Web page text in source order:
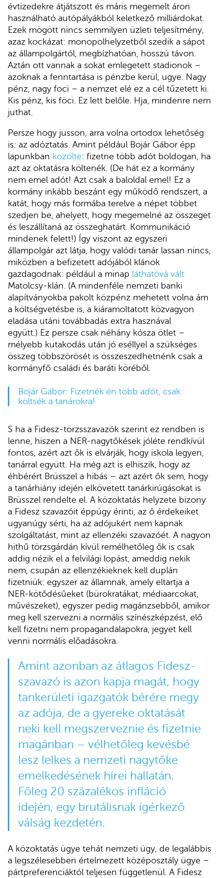
évtizedekre átjátszott és máris megemelt áron
használható autópályákból keletkező milliárdokat.
Ezek mögött nincs semmilyen üzleti teljesítmény,
azaz kockázat: monopolhelyzetből szedik a sápot
az állampolgártól, megbízhatóan, hosszú távon.
Aztán ott vannak a sokat emlegetett stadionok –
azoknak a fenntartása is pénzbe kerül, ugye. Nagy
pénz, nagy foci – a nemzet elé ez a cél tűzetett ki.
Kis pénz, kis föci. Ez lett belőle. Hja, mindenre nem
juthat.
Persze hogy jusson, arra volna ortodox lehetőség
is: az adóztatás. Amint például Bojár Gábor épp
lapunkban közölte: fizetne több adót boldogan, ha
azt az oktatásra költenék. (De hát ez a kormány
nem emel adót! Azt csak a baloldal emel! Ez a
kormány inkább beszánt egy működő rendszert, a
katát, hogy más formába terelve a népet többet
szedjen be, ahelyett, hogy megemelné az összeget
és leszállítaná az összeghatárt. Kommunikáció
mindenek felett!) Így viszont az egyszeri
állampolgár azt látja, hogy valódi tanár lassan nincs,
miközben a befizetett adójából klánok
gazdagodnak: például a minap láthatóvá vált
Matolcsy-klán. (A mindenféle nemzeti banki
alapítványokba pakolt közpénz mehetett volna ám
a költségvetésbe is, a kiáramoltatott közvagyon
eladása utáni továbbadás extra hasznával
együtt.) Ez persze csak néhány kósza ötlet –
mélyebb kutakodás után jó eséllyel a szükséges
összeg többszörösét is összeszedhetnénk csak a
kormányfő családi és baráti köréből.
Bojár Gábor: Fizetnék én több adót, csak
költsék a tanárokra!
S ha a Fidesz-törzsszavazók szerint ez rendben is
lenne, hiszen a NER-nagytőkések jóléte rendkívül
fontos, azért azt ők is elvárják, hogy iskola legyen,
tanárral együtt. Ha még azt is elhiszik, hogy az
éhbérért Brüsszel a hibás – azt azért ők sem, hogy
a tanárhiány idején elkövetett tanárkirúgásokat is
Brüsszel rendelte el. A közoktatás helyzete bizony
a Fidesz szavazóit éppúgy érinti, az ő érdekeiket
ugyanúgy sérti, ha az adójukért nem kapnak
szolgáltatást, mint az ellenzéki szavazóét. A nagyon
hithű törzsgárdán kívül remélhetőleg ők is csak
addig nézik el a felvilági lopást, ameddig nekik
nem, csupán az ellenzékieknek kell duplán
fizetniük: egyszer az államnak, amely eltartja a
NER-kötődésűeket (bürokratákat, médiaarcokat,
művészeket), egyszer pedig magánzsebből, amikor
meg kell szervezni a normális színészképzést, elő
kell fizetni nem propagandalapokra, jegyet kell
venni normális előadásokra.
Amint azonban az átlagos Fidesz-
szavazó is azon kapja magát, hogy
tankerületi igazgatók bérére megy
az adója, de a gyereke oktatását
neki kell megszerveznie és fizetnie
magánban – vélhetőleg kevésbé
lesz lelkes a nemzeti nagytőke
emelkedésének hírei hallatán.
Főleg 20 százalékos infláció
idején, egy brutálisnak ígérkező
válság kezdetén.
A közoktatás ügye tehát nemzeti ügy, de legalábbis
a legszélesebben értelmezett középosztály ügye –
pártpreferenciáktól teljesen függetlenül. A Fidesz